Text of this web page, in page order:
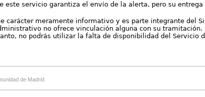
este servicio garantiza el envío de la alerta, pero su
carácter meramente informativo y es parte integrante del
no ofrece vinculación alguna con su
no podrás utilizar la falta de disponibilidad del
de Madrid.